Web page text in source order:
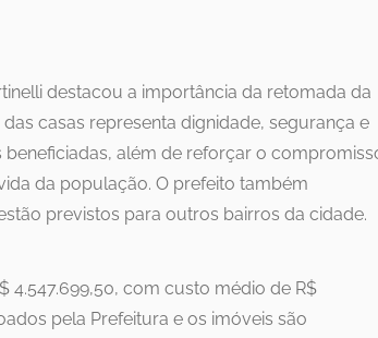
destacou a importância da retomada da
casas representa dignidade, segurança e
além de reforçar o
da população. O prefeito também
previstos para outros bairros da cidade.
4.547.699,50, com custo médio de R$
pela Prefeitura e os imóveis são